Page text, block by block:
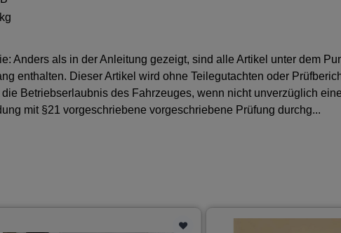
Anders als in der Anleitung gezeigt, sind alle Artikel unter dem
enthalten. Dieser Artikel wird ohne Teilegutachten oder
Betriebserlaubnis des Fahrzeuges, wenn nicht unverzüglich
mit §21 vorgeschriebene vorgeschriebene Prüfung durchg...